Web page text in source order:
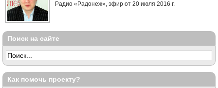
Радио «Радонеж», эфир от 20 июля 2016 г.
Поиск на сайте
Как помочь проекту?